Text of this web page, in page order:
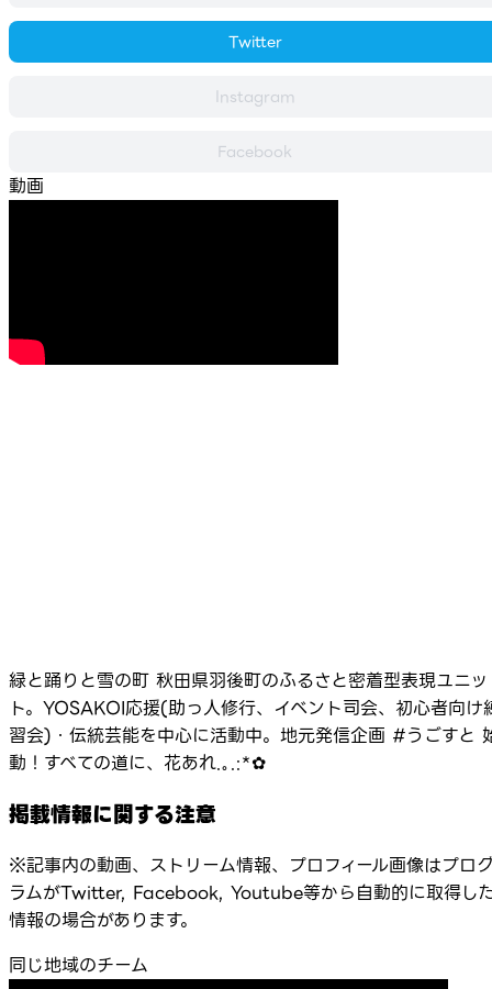
Twitter
Instagram
Facebook
動画
緑と踊りと雪の町 秋田県羽後町のふるさと密着型表現ユニッ
ト。YOSAKOI応援(助っ人修行、イベント司会、初心者向け
習会)・伝統芸能を中心に活動中。地元発信企画 #うごすと
動！すべての道に、花あれ.｡.:*✿
掲載情報に関する注意
※記事内の動画、ストリーム情報、プロフィール画像はプロ
ラムがTwitter, Facebook, Youtube等から自動的に取得し
情報の場合があります。
同じ地域のチーム